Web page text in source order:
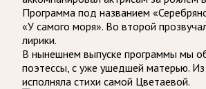
Программа под названием
«У самого моря». Во второй
лирики.
В нынешнем выпуске программы мы
поэтессы, с уже ушедшей матерью.
исполняла стихи самой Цветаевой.